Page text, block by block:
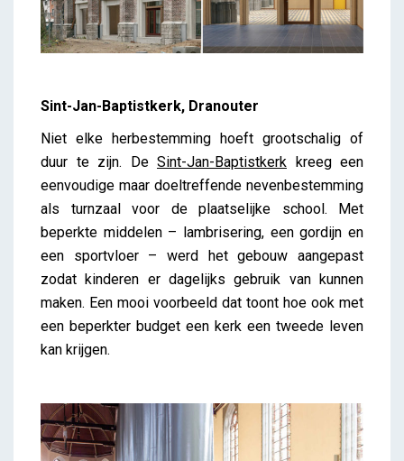
Sint-Jan-Baptistkerk, Dranouter
Niet elke herbestemming hoeft grootschalig of
duur te zijn. De Sint-Jan-Baptistkerk kreeg een
eenvoudige maar doeltreffende nevenbestemming
als turnzaal voor de plaatselijke school. Met
beperkte middelen – lambrisering, een gordijn en
een sportvloer – werd het gebouw aangepast
zodat kinderen er dagelijks gebruik van kunnen
maken. Een mooi voorbeeld dat toont hoe ook met
een beperkter budget een kerk een tweede leven
kan krijgen.